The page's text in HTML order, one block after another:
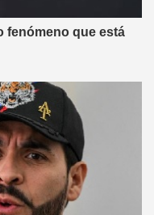
fenómeno que está